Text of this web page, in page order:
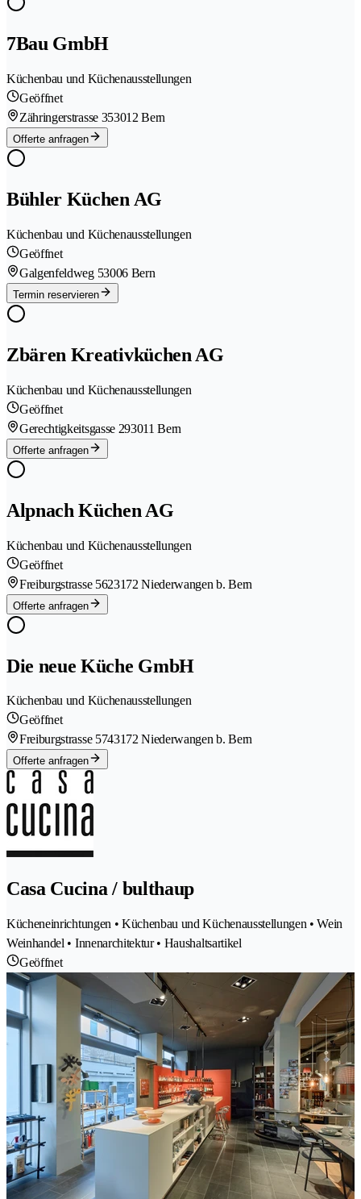
7Bau GmbH
Küchenbau und Küchenausstellungen
Geöffnet
Zähringerstrasse 353012 Bern
Offerte anfragen
Bühler Küchen AG
Küchenbau und Küchenausstellungen
Geöffnet
Galgenfeldweg 53006 Bern
Termin reservieren
Zbären Kreativküchen AG
Küchenbau und Küchenausstellungen
Geöffnet
Gerechtigkeitsgasse 293011 Bern
Offerte anfragen
Alpnach Küchen AG
Küchenbau und Küchenausstellungen
Geöffnet
Freiburgstrasse 5623172 Niederwangen b. Bern
Offerte anfragen
Die neue Küche GmbH
Küchenbau und Küchenausstellungen
Geöffnet
Freiburgstrasse 5743172 Niederwangen b. Bern
Offerte anfragen
Casa Cucina / bulthaup
Kücheneinrichtungen • Küchenbau und Küchenausstellungen • Wein
Weinhandel • Innenarchitektur • Haushaltsartikel
Geöffnet